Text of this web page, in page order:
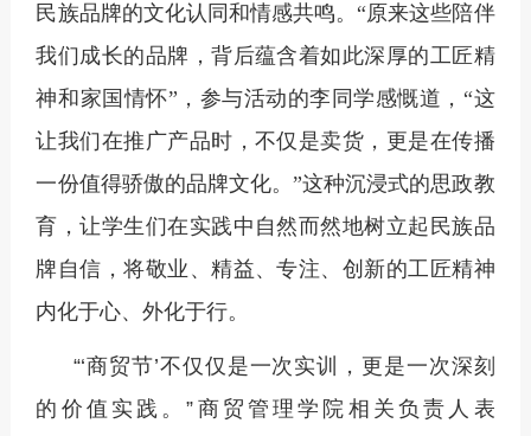
民族品牌的文化认同和情感共鸣。“原来这些陪伴
我们成长的品牌，背后蕴含着如此深厚的工匠精
神和家国情怀”，参与活动的李同学感慨道，“这
让我们在推广产品时，不仅是卖货，更是在传播
一份值得骄傲的品牌文化。”这种沉浸式的思政教
育，让学生们在实践中自然而然地树立起民族品
牌自信，将敬业、精益、专注、创新的工匠精神
内化于心、外化于行。
“‘商贸节’不仅仅是一次实训，更是一次深刻
的价值实践。”商贸管理学院相关负责人表